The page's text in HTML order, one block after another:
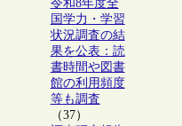
令和8年度全
国学力・学習
状況調査の結
果を公表：読
書時間や図書
館の利用頻度
等も調査
（37）